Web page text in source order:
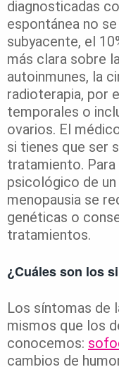
diagnosticadas
espontánea no
subyacente, el
más clara sobre
autoinmunes, la
radioterapia, por
temporales o
ovarios. El
si tienes que ser
tratamiento.
psicológico de
menopausia se
genéticas o
tratamientos.
¿Cuáles son los
Los síntomas de
mismos que los
conocemos:
cambios de